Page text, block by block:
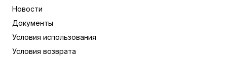
Новости
Документы
Условия использования
Условия возврата